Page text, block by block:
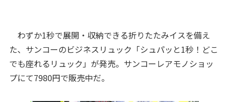
わずか1秒で展開・収納できる折りたたみイスを備え
た、サンコーのビジネスリュック「シュパッと1秒！どこ
でも座れるリュック」が発売。サンコーレアモノショッ
プにて7980円で販売中だ。